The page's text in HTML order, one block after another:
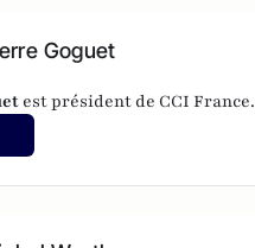
Goguet
est président de CCI France.